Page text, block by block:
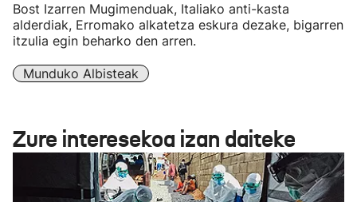
Bost Izarren Mugimenduak, Italiako anti-kasta
alderdiak, Erromako alkatetza eskura dezake, bigarren
itzulia egin beharko den arren.
Munduko Albisteak
Zure interesekoa izan daiteke